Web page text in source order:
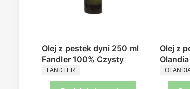
Olej z pestek dyni 250 ml
Fandler 100% Czysty
PRODUCENT
FANDLER
Olej z
Olandia